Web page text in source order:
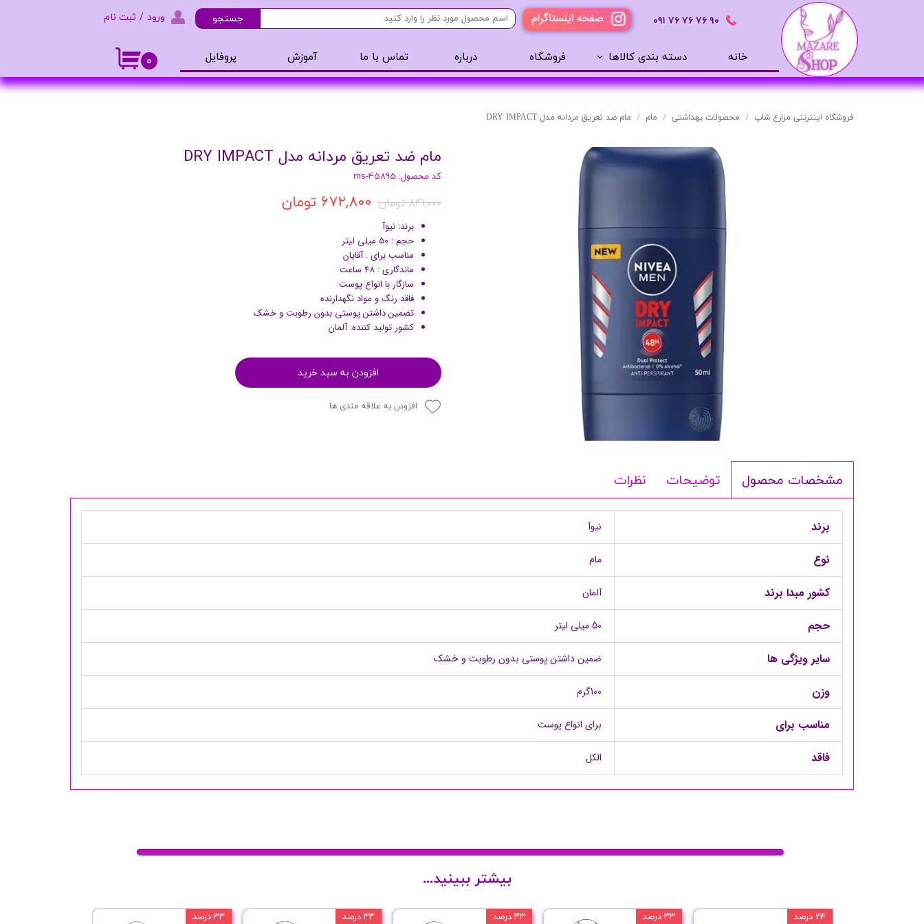
۰
ورود / ثبت نام
تغییر گذر واژه
٩٠ ٧۶ ٧۶ ٧۶ ٠٩١
خانه دسته بندی کالاها
محصولات بهداشتی
ضد آفتاب
آب رسان
مرطوب کننده
ژل شستشوی صورت
دور چشم
سرم های پوستی
شامپو بدن
ترمیم کننده
لوسیون بدن
اسپری بدن
ماسک مو
شوینده
آرایشی
پنکک
تینت لب
رژ لب
کرم پودر
لیپ گلاس
ریمل
خط چشم
سایه چشم
پرایمر
مراقبت مو
روغن مو
ژل مو
حالت دهنده مو
شامپو سر
عطر و ادکلن
لوازم برقی مکمل ها
فروشگاه درباره تماس با ما آموزش پروفایل
جستجو
فروشگاه اینترنتی مزارع شاپ محصولات بهداشتی مام مام ضد تعریق مردانه مدل DRY IMPACT
مام ضد تعریق مردانه مدل DRY IMPACT
کد محصول: ms-45895
۸۴۱,۰۰۰ تومان ۶۷۲,۸۰۰ تومان
برند: نیوآ
حجم : 50 میلی لیتر
مناسب برای : آقایان
ماندگاری : 48 ساعت
سازگار با انواع پوست
فاقد رنگ و مواد نگهدارنده
تضمین داشتن پوستی بدون رطوبت و خشک
کشور تولید کننده: آلمان
افزودن به سبد خرید
افزودن به علاقه مندی ها
مشخصات محصول توضیحات نظرات
برند نیوآ
نوع مام
کشور مبدا برند آلمان
حجم 50 میلی لیتر
سایر ویژگی ها ضمین داشتن پوستی بدون رطوبت و خشک
وزن 100گرم
مناسب برای برای انواع پوست
فاقد الکل
۳۳ درصد ۳۳ درصد ۳۳ درصد ۳۳ درصد ۲۴ درصد
بیشتر ببینید...